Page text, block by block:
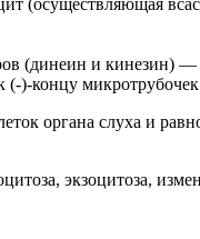
(динеин и кинезин)
)-концу
органа слуха и
экзоцитоза,